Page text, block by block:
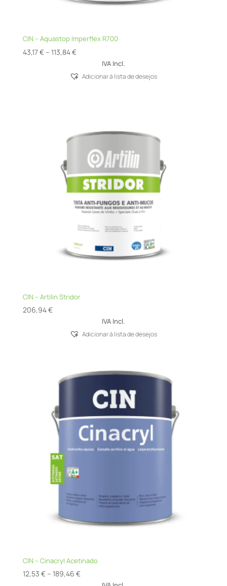
CIN – Aquastop Imperflex R700
43,17€ – 113,84€Price
43,17 €
IVA Incl.
Adicionar á lista de desejos
CIN – Artilin Stridor
206,94€
IVA Incl.
Adicionar á lista de desejos
CIN – Cinacryl Acetinado
12,53 € – 189,46 €Price